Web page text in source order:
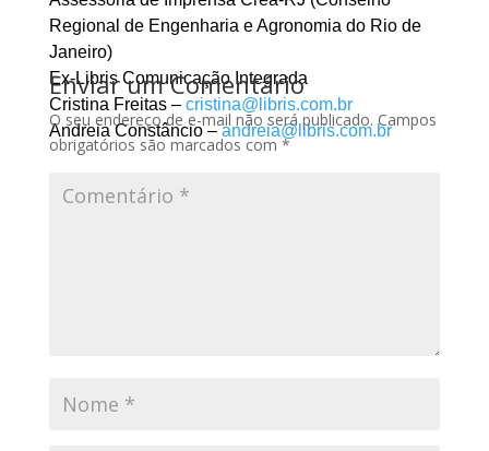
Regional de Engenharia e Agronomia do Rio de
Janeiro)
Ex-Libris Comunicação Integrada
Cristina Freitas – cristina@libris.com.br
Andreia Constâncio –andreia@libris.com.br
Enviar um Comentário
O seu endereço de e-mail não será publicado. Campos
obrigatórios são marcados com *